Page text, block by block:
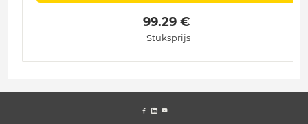
99.29 €
Stuksprijs